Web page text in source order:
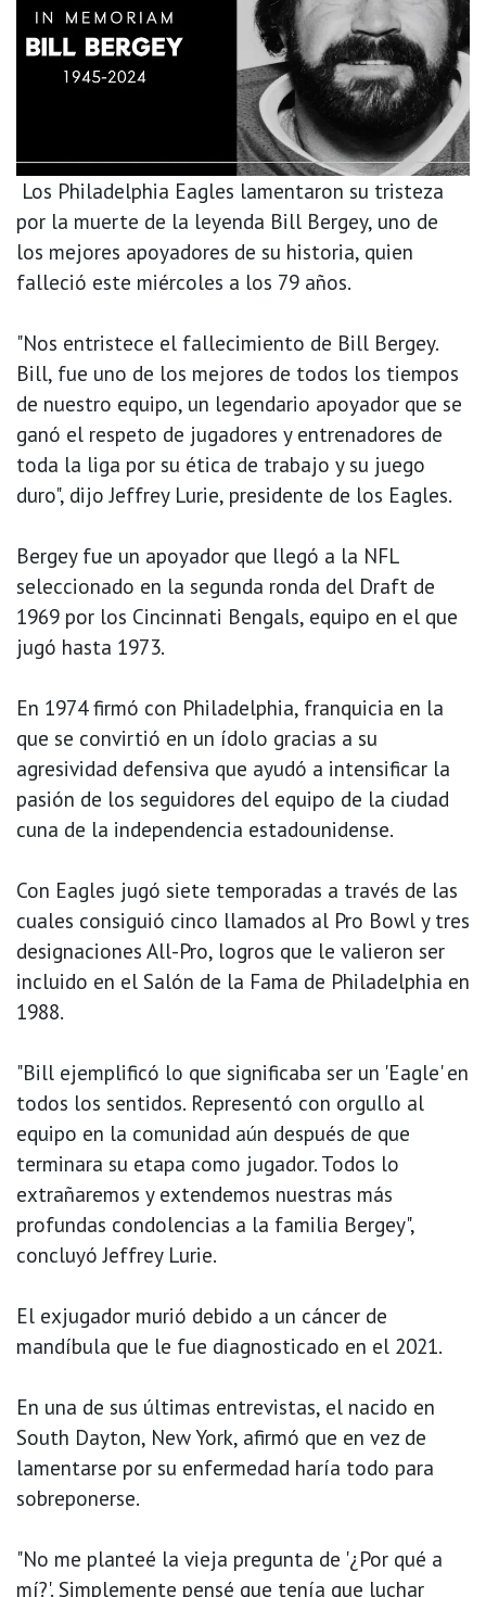
Los Philadelphia Eagles lamentaron su tristeza
por la muerte de la leyenda Bill Bergey, uno de
los mejores apoyadores de su historia, quien
falleció este miércoles a los 79 años.
"Nos entristece el fallecimiento de Bill Bergey.
Bill, fue uno de los mejores de todos los tiempos
de nuestro equipo, un legendario apoyador que se
ganó el respeto de jugadores y entrenadores de
toda la liga por su ética de trabajo y su juego
duro", dijo Jeffrey Lurie, presidente de los Eagles.
Bergey fue un apoyador que llegó a la NFL
seleccionado en la segunda ronda del Draft de
1969 por los Cincinnati Bengals, equipo en el que
jugó hasta 1973.
En 1974 firmó con Philadelphia, franquicia en la
que se convirtió en un ídolo gracias a su
agresividad defensiva que ayudó a intensificar la
pasión de los seguidores del equipo de la ciudad
cuna de la independencia estadounidense.
Con Eagles jugó siete temporadas a través de las
cuales consiguió cinco llamados al Pro Bowl y tres
designaciones All-Pro, logros que le valieron ser
incluido en el Salón de la Fama de Philadelphia en
1988.
"Bill ejemplificó lo que significaba ser un 'Eagle' en
todos los sentidos. Representó con orgullo al
equipo en la comunidad aún después de que
terminara su etapa como jugador. Todos lo
extrañaremos y extendemos nuestras más
profundas condolencias a la familia Bergey",
concluyó Jeffrey Lurie.
El exjugador murió debido a un cáncer de
mandíbula que le fue diagnosticado en el 2021.
En una de sus últimas entrevistas, el nacido en
South Dayton, New York, afirmó que en vez de
lamentarse por su enfermedad haría todo para
sobreponerse.
"No me planteé la vieja pregunta de '¿Por qué a
mí?'. Simplemente pensé que tenía que luchar